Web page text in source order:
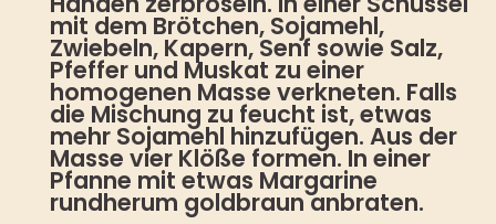
mit dem Brötchen, Sojamehl,
Zwiebeln, Kapern, Senf sowie Salz,
Pfeffer und Muskat zu einer
homogenen Masse verkneten. Falls
die Mischung zu feucht ist, etwas
mehr Sojamehl hinzufügen. Aus der
Masse vier Klöße formen. In einer
Pfanne mit etwas Margarine
rundherum goldbraun anbraten.